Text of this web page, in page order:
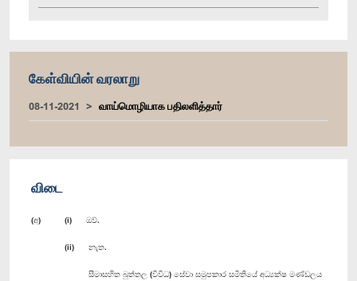
கேள்வியின் வரலாறு
08-11-2021 வாய்மொழியாக பதிலளித்தார்
விடை
(අ) (i) ඔව්.
(ii) නැත.
සීමාසහිත බුත්තල (විවිධ) සේවා සමුපකාර සමිතියේ අධ්‍යක්ෂ මණ්ඩලය